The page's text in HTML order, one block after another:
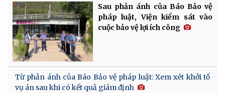
Sau phản ánh của Báo Bảo vệ
pháp luật, Viện kiểm sát vào
cuộc bảo vệ lợi ích công
Từ phản ánh của Báo Bảo vệ pháp luật: Xem xét khởi tố
vụ án sau khi có kết quả giám định